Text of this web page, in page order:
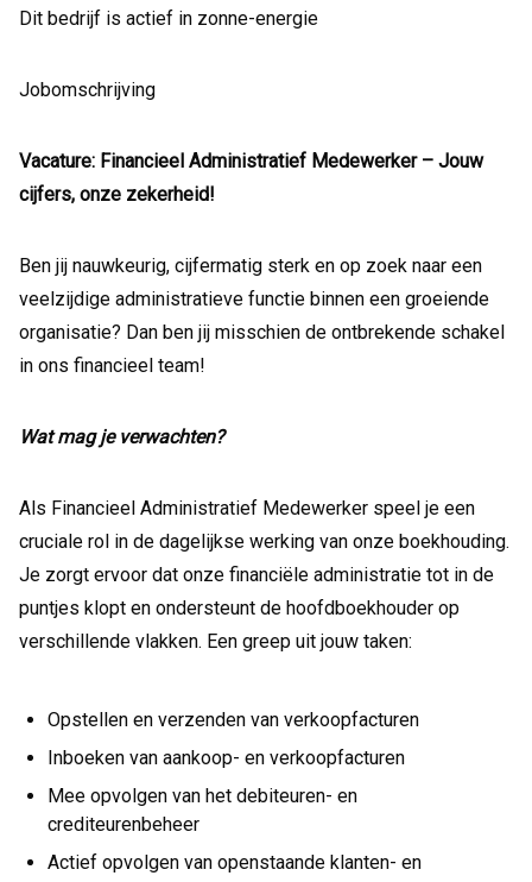
Dit bedrijf is actief in zonne-energie
Jobomschrijving
Vacature: Financieel Administratief Medewerker – Jouw
cijfers, onze zekerheid!
Ben jij nauwkeurig, cijfermatig sterk en op zoek naar een
veelzijdige administratieve functie binnen een groeiende
organisatie? Dan ben jij misschien de ontbrekende schakel
in ons financieel team!
Wat mag je verwachten?
Als Financieel Administratief Medewerker speel je een
cruciale rol in de dagelijkse werking van onze boekhouding.
Je zorgt ervoor dat onze financiële administratie tot in de
puntjes klopt en ondersteunt de hoofdboekhouder op
verschillende vlakken. Een greep uit jouw taken:
Opstellen en verzenden van verkoopfacturen
Inboeken van aankoop- en verkoopfacturen
Mee opvolgen van het debiteuren- en
crediteurenbeheer
Actief opvolgen van openstaande klanten- en